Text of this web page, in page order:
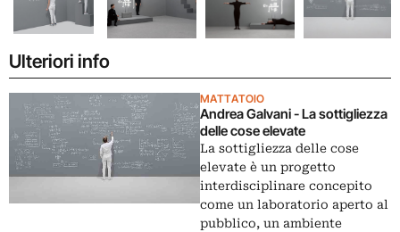
Ulteriori info
MATTATOIO
Andrea Galvani - La sottigliezza
delle cose elevate
La sottigliezza delle cose
elevate è un progetto
interdisciplinare concepito
come un laboratorio aperto al
pubblico, un ambiente